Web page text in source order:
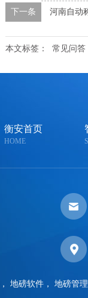
下一条 河南自动
本文标签： 常见问答
衡安首页
HOME
， 地磅软件 ， 地磅管